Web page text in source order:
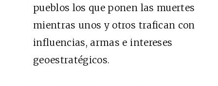
pueblos los que ponen las muertes
mientras unos y otros trafican con
influencias, armas e intereses
geoestratégicos.